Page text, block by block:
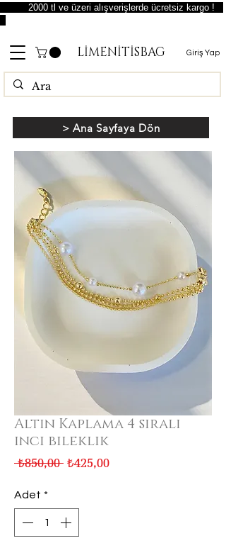
LİMENİTİSBAG Giriş Yap
2000 tl ve üzeri alışverişlerde ücretsiz kargo !
Altın Kaplama 4 sıralı
inci bileklik
₺850,00 Normal
₺425,00İndirimli
Adet *
> Ana Sayfaya Dön